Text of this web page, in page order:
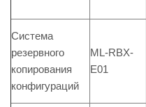
Система
резервного
копирования
конфигураций
ML-RBX-
E01